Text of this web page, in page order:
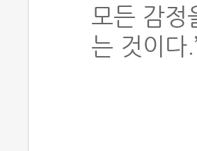
모든 감정
는 것이다